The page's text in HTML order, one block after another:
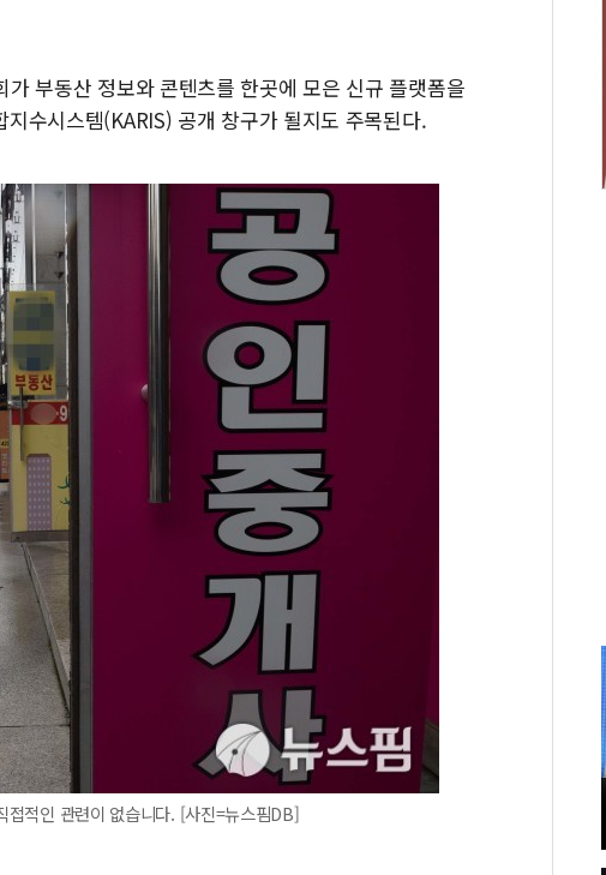
부동산 정보와 콘텐츠를 한곳에 모은 신규 플랫폼을
수시스템(KARIS) 공개 창구가 될지도 주목된다.
접적인 관련이 없습니다. [사진=뉴스핌DB]